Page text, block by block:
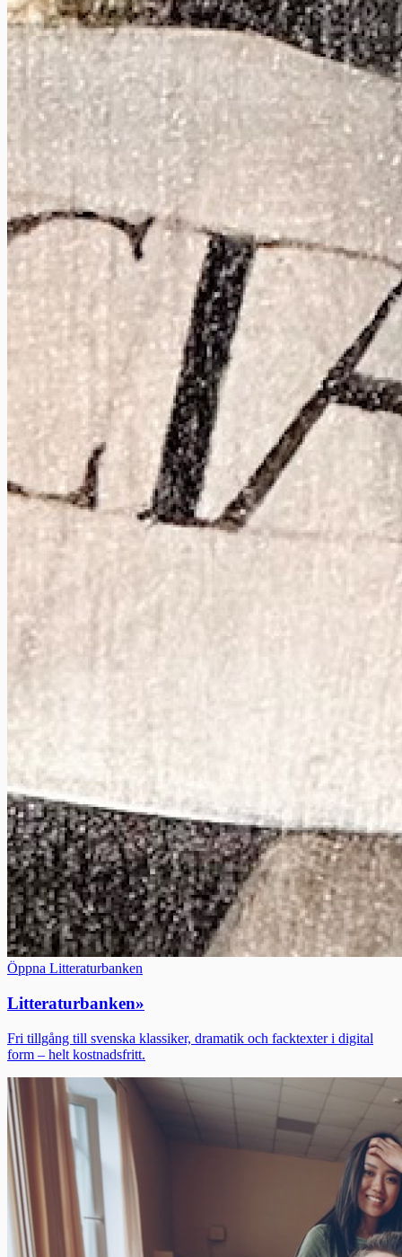
Öppna Litteraturbanken
Litteraturbanken»
Fri tillgång till svenska klassiker, dramatik och facktexter i digital
form – helt kostnadsfritt.